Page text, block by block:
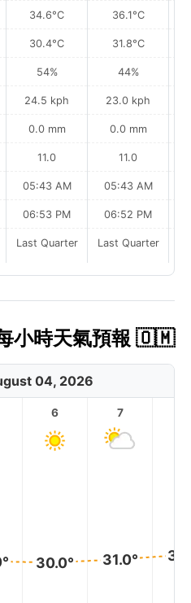
34.6°C
30.4°C
54%
24.5 kph
0.0 mm
11.0
05:43 AM
06:53 PM
Last Quarter
36.1°C
31.8°C
44%
23.0 kph
0.0 mm
11.0
05:43 AM
06:52 PM
Last Quarter
小時天氣預報 🇴🇲
04, 2026
6
30.0°
7
31.0°